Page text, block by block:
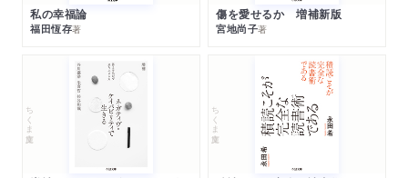
私の幸福論
福田恆存著
傷を愛せるか 増補新版
宮地尚子著
ちくま文庫 ちくま文庫